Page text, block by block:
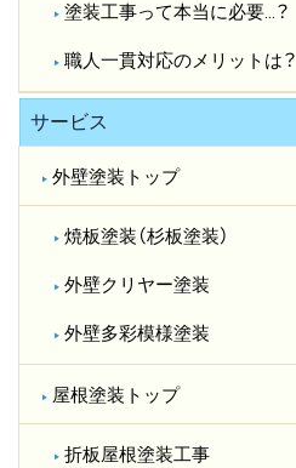
塗装工事って本当に必要…？​
職人一貫対応のメリットは？​
サービス
外壁塗装トップ
焼板塗装（杉板塗装）
外壁クリヤー塗装
外壁多彩模様塗装
屋根塗装トップ
折板屋根塗装工事